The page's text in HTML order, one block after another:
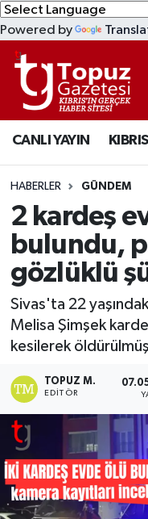
Powered by
CANLI YAYIN KIBRIS
HABERLER GÜNDEM
2 kardeş
bulundu,
gözlüklü
Sivas'ta 22
Melisa Şimşek
kesilerek
TOPUZ M.
EDITÖR
KIBRIS
DÜNYA
EKONOMİ
MAGAZİN
SAĞLIK
SPOR
TEKNOLOJİ
TÜRKİYE
Lefkoşa Nöbetçi
Lefkoşa Hava
Lefkoşa Trafik
Süper Lig Puan
Tüm Manşetler
Son Dakika
Haber Arşivi